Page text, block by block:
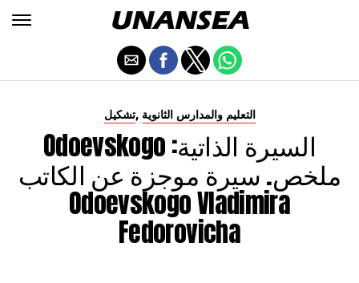
تشكيل, التعليم والمدارس الثانوية
Odoevskogo السيرة الذاتية:
ملخص. سيرة موجزة عن الكاتب
Odoevskogo Vladimira
Fedorovicha